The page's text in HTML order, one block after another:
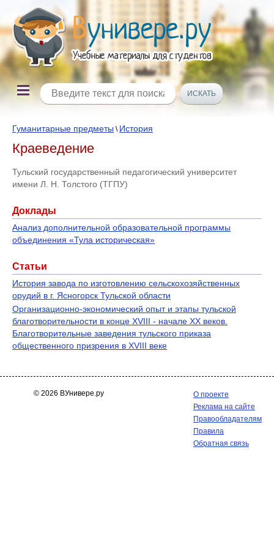
Гуманитарные предметы \ История
Краеведение
Тульский государственный педагогический университет
имени Л. Н. Толстого (ТГПУ)
Доклады
Анализ дополнительной образовательной программы
объединения «Тула историческая»
Статьи
История завода по изготовлению сельскохозяйственных
орудий в г. Ясногорск Тульской области
Организационно-экономический опыт и этапы тульской
благотворительности в конце XVIII - начале ХХ веков.
Благотворительные заведения тульского приказа
общественного призрения в XVIII веке
© 2026 ВУнивере.ру
О проекте
Реклама на сайте
Правообладателям
Правила
Обратная связь